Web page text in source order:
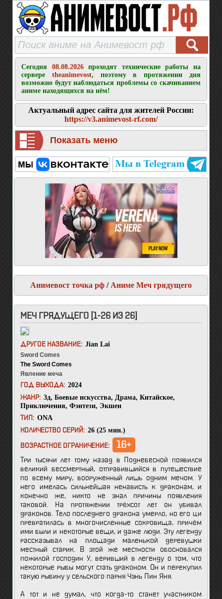
Сегодня 08.08.2026проходят технические работы на
сервере theanimevost, поэтому в протяжении дня
возможно будут наблюдаться проблемы со скачиванием
аниме находящихся на нём!
Актуальный адрес сайта для жителей России:
https://v3.animevost-rf.com/
Показать меню
Анимевост точка рф / Аниме Меч грядущего
МЕЧ ГРЯДУЩЕГО [1-26 ИЗ 26]
ДРУГОЕ НАЗВАНИЕ: Jian Lai
Sword Comes
The Sword Comes
Явление меча
ГОД ВЫХОДА: 2024
ЖАНР: 3д, Боевые искусства, Драма, Китайское,
Приключения, Фэнтези, Экшен
ТИП: ONA
КОЛИЧЕСТВО СЕРИЙ: 26 (25 мин.)
ВОЗРАСТНОЕ ОГРАНИЧЕНИЕ: 16+
Три тысячи лет тому назад в Поднебесной появился
великий бессмертный, отправившийся в путешествие
по всему миру, вооруженный лишь одним мечом. У
него имелась сильнейшая ненависть к драконам, и
конечно же, никто не знал причины появления
таковой. На протяжении трёхсот лет он убивал
драконов. Тело последнего дракона умерло, но его ци
превратилась в многочисленные сокровища, причём
ими были и некоторые вещи, и даже люди. Эту легенду
рассказывал на площади маленькой деревушки
местный старик. В этой же местности обосновался
пожилой господин У, веривший в легенду о том, что
некоторые рыбы могут стать драконом. Он и перекупил
такую рыбину у сельского парня Чэнь Пин Яня.
А тот и не думал, что когда-то станет участником